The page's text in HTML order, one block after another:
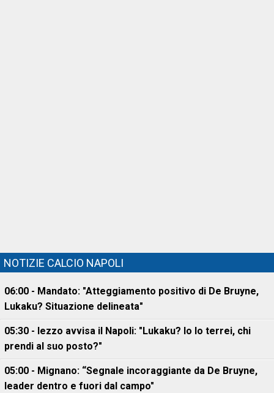
NOTIZIE CALCIO NAPOLI
06:00 - Mandato: "Atteggiamento positivo di De Bruyne,
Lukaku? Situazione delineata"
05:30 - Iezzo avvisa il Napoli: "Lukaku? Io lo terrei, chi
prendi al suo posto?"
05:00 - Mignano: “Segnale incoraggiante da De Bruyne,
leader dentro e fuori dal campo"